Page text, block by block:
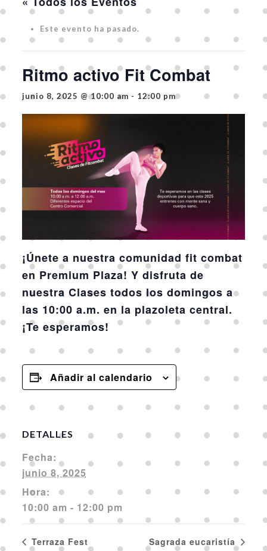
Este evento ha pasado.
Ritmo activo Fit Combat
junio 8, 2025 @ 10:00 am - 12:00 pm
¡Únete a nuestra comunidad fit combat
en Premium Plaza! Y disfruta de
nuestra Clases todos los domingos a
las 10:00 a.m. en la plazoleta central.
¡Te esperamos!
Añadir al calendario
DETALLES
Fecha:
junio 8, 2025
Hora:
10:00 am - 12:00 pm
Terraza Fest Sagrada eucaristía